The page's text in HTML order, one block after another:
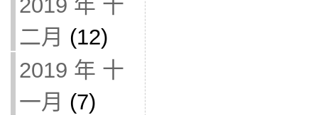
2019 年 十
二月 (12)
2019 年 十
一月 (7)